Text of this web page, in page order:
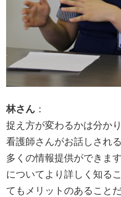
林さん：
捉え方が変わるかは分か
看護師さんがお話しされ
多くの情報提供ができま
についてより詳しく知る
てもメリットのあること